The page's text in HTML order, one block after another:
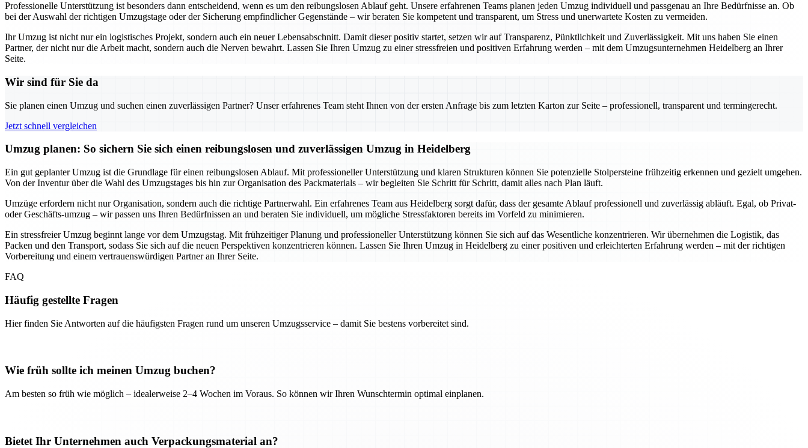
Professionelle Unterstützung ist besonders dann entscheidend, wenn es um den reibungslosen Ablauf geht. Unsere erfahrenen Teams planen jeden Umzug individuell und passgenau an Ihre Bedürfnisse an. Ob
bei der Auswahl der richtigen Umzugstage oder der Sicherung empfindlicher Gegenstände – wir beraten Sie kompetent und transparent, um Stress und unerwartete Kosten zu vermeiden.
Ihr Umzug ist nicht nur ein logistisches Projekt, sondern auch ein neuer Lebensabschnitt. Damit dieser positiv startet, setzen wir auf Transparenz, Pünktlichkeit und Zuverlässigkeit. Mit uns haben Sie einen
Partner, der nicht nur die Arbeit macht, sondern auch die Nerven bewahrt. Lassen Sie Ihren Umzug zu einer stressfreien und positiven Erfahrung werden – mit dem Umzugsunternehmen Heidelberg an Ihrer
Seite.
Wir sind für Sie da
Sie planen einen Umzug und suchen einen zuverlässigen Partner? Unser erfahrenes Team steht Ihnen von der ersten Anfrage bis zum letzten Karton zur Seite – professionell, transparent und termingerecht.
Jetzt schnell vergleichen
Umzug planen: So sichern Sie sich einen reibungslosen und zuverlässigen Umzug in Heidelberg
Ein gut geplanter Umzug ist die Grundlage für einen reibungslosen Ablauf. Mit professioneller Unterstützung und klaren Strukturen können Sie potenzielle Stolpersteine frühzeitig erkennen und gezielt umgehen.
Von der Inventur über die Wahl des Umzugstages bis hin zur Organisation des Packmaterials – wir begleiten Sie Schritt für Schritt, damit alles nach Plan läuft.
Umzüge erfordern nicht nur Organisation, sondern auch die richtige Partnerwahl. Ein erfahrenes Team aus Heidelberg sorgt dafür, dass der gesamte Ablauf professionell und zuverlässig abläuft. Egal, ob Privat-
oder Geschäfts-umzug – wir passen uns Ihren Bedürfnissen an und beraten Sie individuell, um mögliche Stressfaktoren bereits im Vorfeld zu minimieren.
Ein stressfreier Umzug beginnt lange vor dem Umzugstag. Mit frühzeitiger Planung und professioneller Unterstützung können Sie sich auf das Wesentliche konzentrieren. Wir übernehmen die Logistik, das
Packen und den Transport, sodass Sie sich auf die neuen Perspektiven konzentrieren können. Lassen Sie Ihren Umzug in Heidelberg zu einer positiven und erleichterten Erfahrung werden – mit der richtigen
Vorbereitung und einem vertrauenswürdigen Partner an Ihrer Seite.
FAQ
Häufig gestellte Fragen
Hier finden Sie Antworten auf die häufigsten Fragen rund um unseren Umzugsservice – damit Sie bestens vorbereitet sind.
Wie früh sollte ich meinen Umzug buchen?
Am besten so früh wie möglich – idealerweise 2–4 Wochen im Voraus. So können wir Ihren Wunschtermin optimal einplanen.
Bietet Ihr Unternehmen auch Verpackungsmaterial an?